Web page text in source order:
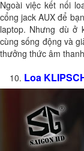
Ngoài việc kết nối
cổng jack AUX để
laptop. Nhưng dù ở
cùng sống động và
thưởng thức âm
Loa